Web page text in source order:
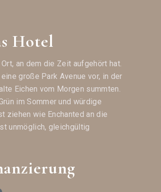
Hotel
an dem die Zeit aufgehört hat.
große Park Avenue vor, in der
Eichen vom Morgen summten.
im Sommer und würdige
ziehen wie Enchanted an die
unmöglich, gleichgültig